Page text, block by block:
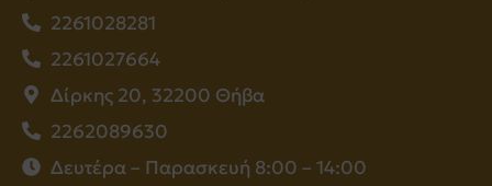
2261028281
2261027664
Δίρκης 20, 32200 Θήβα
2262089630
Δευτέρα – Παρασκευή 8:00 – 14:00